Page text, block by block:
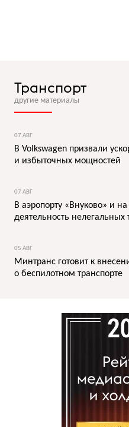
Транспорт
другие материалы
07 АВГ
В Volkswagen призвали
и избыточных мощностей
07 АВГ
В аэропорту «Внуково» и
деятельность нелегальных
05 АВГ
Минтранс готовит к
о беспилотном транспорте